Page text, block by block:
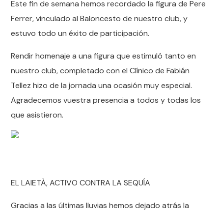
Este fin de semana hemos recordado la figura de Pere
Ferrer, vinculado al Baloncesto de nuestro club, y
estuvo todo un éxito de participación.
Rendir homenaje a una figura que estimuló tanto en
nuestro club, completado con el Clínico de Fabián
Tellez hizo de la jornada una ocasión muy especial.
Agradecemos vuestra presencia a todos y todas los
que asistieron.
EL LAIETÀ, ACTIVO CONTRA LA SEQUÍA
Gracias a las últimas lluvias hemos dejado atrás la